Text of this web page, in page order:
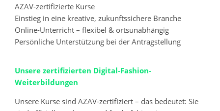
AZAV-zertifizierte Kurse
Einstieg in eine kreative, zukunftssichere Branche
Online-Unterricht – flexibel & ortsunabhängig
Persönliche Unterstützung bei der Antragstellung
Unsere zertifizierten Digital-Fashion-
Weiterbildungen
Unsere Kurse sind AZAV-zertifiziert – das bedeutet: Sie